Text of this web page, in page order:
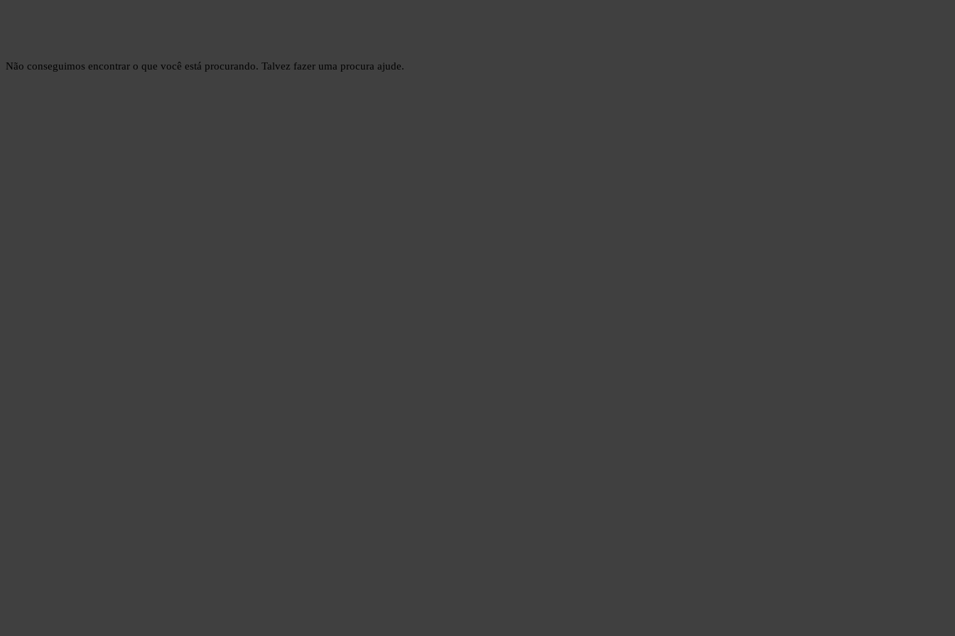
Não conseguimos encontrar o que você está procurando. Talvez fazer uma procura ajude.